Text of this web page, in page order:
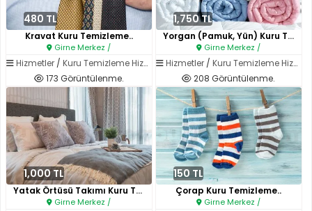
480 TL
Kravat Kuru Temizleme..
Girne Merkez /
Hizmetler / Kuru Temizleme Hizmetleri
173 Görüntülenme.
1,750 TL
Yorgan (Pamuk, Yün) Kuru Temiz..
Girne Merkez /
Hizmetler/ Kuru Temizleme Hizmetleri
208 Görüntülenme.
1,000 TL
Yatak Örtüsü Takımı Kuru Temiz..
Girne Merkez /
150 TL
Çorap Kuru Temizleme..
Girne Merkez /